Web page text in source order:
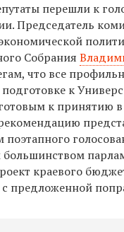
перешли к
Председатель
Собрания
что все
к
к принятию
поэтапного
краевого
предложенной